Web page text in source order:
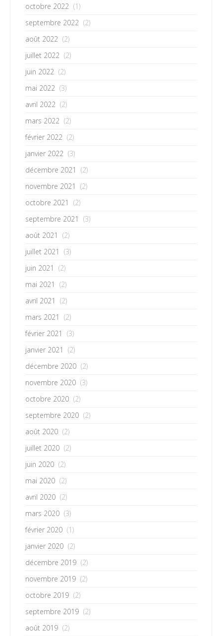
octobre 2022 (1)
septembre 2022 (2)
août 2022 (2)
juillet 2022 (2)
juin 2022 (2)
mai 2022 (3)
avril 2022 (2)
mars 2022 (2)
février 2022 (2)
janvier 2022 (3)
décembre 2021
(2)
novembre 2021
(2)
octobre 2021
(2)
septembre 2021
(3)
août 2021
(2)
juillet 2021
(3)
juin 2021
(2)
mai 2021
(2)
avril 2021
(2)
mars 2021
(2)
février 2021
(3)
janvier 2021
(2)
décembre 2020 (2)
novembre 2020 (3)
octobre 2020 (2)
septembre 2020 (2)
août 2020 (2)
juillet 2020 (2)
juin 2020 (2)
mai 2020 (2)
avril 2020 (2)
mars 2020 (3)
février 2020 (1)
janvier 2020 (2)
décembre 2019 (2)
novembre 2019 (2)
octobre 2019 (2)
septembre 2019 (2)
août 2019 (2)